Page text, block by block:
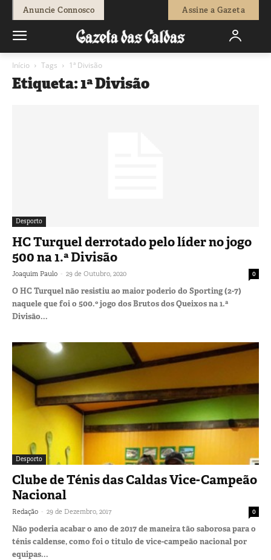
Anuncie Connosco Assine a Gazeta
Início Tags 1ª Divisão
Etiqueta: 1ª Divisão
Desporto
HC Turquel derrotado pelo líder no jogo
500 na 1.ª Divisão
Joaquim Paulo - 29 de Outubro, 2020 0
O HC Turquel não resistiu ao maior poderio do Sporting (2-7)
naquele que foi o 500.º jogo dos Brutos dos Queixos na 1.ª
Divisão...
Desporto
Clube de Ténis das Caldas Vice-Campeão
Nacional
Redação - 29 de Dezembro, 2017 0
Não poderia acabar o ano de 2017 de maneira tão saborosa para o
ténis caldense, como foi o titulo de vice-campeão nacional por
equipas...